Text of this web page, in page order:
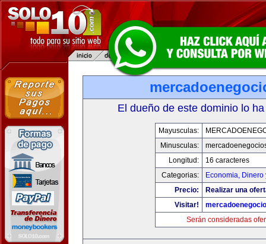
El dueño de este dominio lo
Mayusculas:
Minusculas:
Longitud:
16 caracteres
Categorias:
Economia, Dinero
Precio:
Realizar una
Visitar!
Serán consideradas